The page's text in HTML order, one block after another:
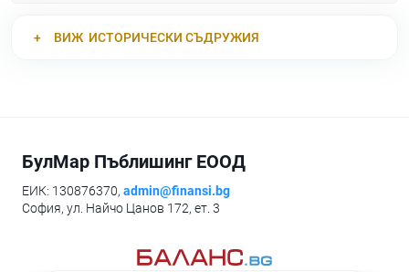
ВИЖ ИСТОРИЧЕСКИ СЪДРУЖИЯ
БулМар Пъблишинг ЕООД
ЕИК: 130876370, admin@finansi.bg
София, ул. Найчо Цанов 172, ет. 3